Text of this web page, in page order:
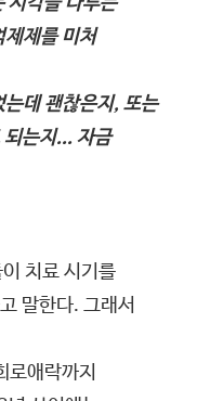
제제를 미처
데 괜찮은지, 또는
되는지... 자금
치료 시기를
말한다. 그래서
로애락까지